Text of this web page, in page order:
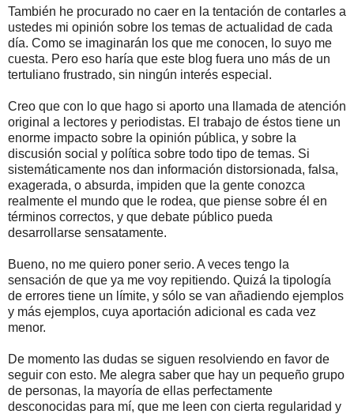
También he procurado no caer en la tentación de contarles a
ustedes mi opinión sobre los temas de actualidad de cada
día. Como se imaginarán los que me conocen, lo suyo me
cuesta. Pero eso haría que este blog fuera uno más de un
tertuliano frustrado, sin ningún interés especial.
Creo que con lo que hago si aporto una llamada de atención
original a lectores y periodistas. El trabajo de éstos tiene un
enorme impacto sobre la opinión pública, y sobre la
discusión social y política sobre todo tipo de temas. Si
sistemáticamente nos dan información distorsionada, falsa,
exagerada, o absurda, impiden que la gente conozca
realmente el mundo que le rodea, que piense sobre él en
términos correctos, y que debate público pueda
desarrollarse sensatamente.
Bueno, no me quiero poner serio. A veces tengo la
sensación de que ya me voy repitiendo. Quizá la tipología
de errores tiene un límite, y sólo se van añadiendo ejemplos
y más ejemplos, cuya aportación adicional es cada vez
menor.
De momento las dudas se siguen resolviendo en favor de
seguir con esto. Me alegra saber que hay un pequeño grupo
de personas, la mayoría de ellas perfectamente
desconocidas para mí, que me leen con cierta regularidad y